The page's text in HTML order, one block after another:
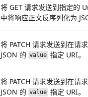
将 GET 请求发送到指定的
中将响应正文反序列化为
将 PATCH 请求发送到在请
JSON 的 value指定 URI。
将 PATCH 请求发送到在请
JSON 的 value指定 URI。